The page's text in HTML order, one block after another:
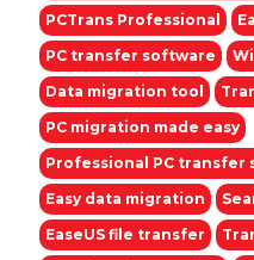
PCTrans Professional
PC transfer software
Data migration tool
PC migration made easy
Professional PC transfer
Easy data migration
EaseUS file transfer